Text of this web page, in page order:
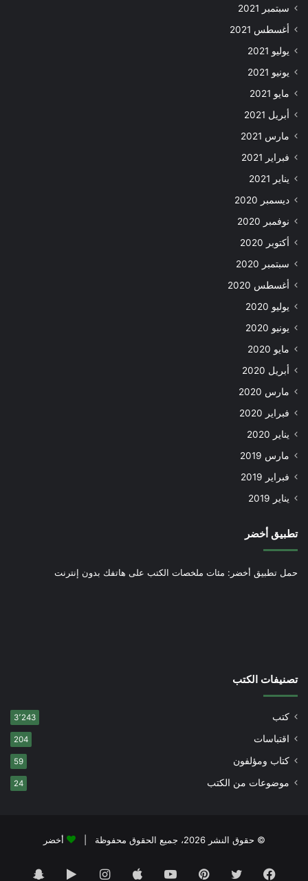
سبتمبر 2021
أغسطس 2021
يوليو 2021
يونيو 2021
مايو 2021
أبريل 2021
مارس 2021
فبراير 2021
يناير 2021
ديسمبر 2020
نوفمبر 2020
أكتوبر 2020
سبتمبر 2020
أغسطس 2020
يوليو 2020
يونيو 2020
مايو 2020
أبريل 2020
مارس 2020
فبراير 2020
يناير 2020
مارس 2019
فبراير 2019
يناير 2019
تطبيق أخضر
حمل تطبيق أخضر: مئات ملخصات الكتب على هاتفك بدون إنترنت
تصنيفات الكتب
كتب 3٬243
اقتباسات 204
كتاب ومؤلفون 59
موضوعات من الكتب 24
© حقوق النشر 2026، جميع الحقوق محفوظة | أخضر
فيسبوك تويتر بينتيريستيوتيوب انستقرام‏Google